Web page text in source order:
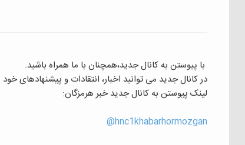
با پیوستن به کانال جدید،همچنان با ما همراه باشید.
در کانال جدید می توانید اخبار، انتقادات و پیشنهادهای
لینک پیوستن به کانال جدید خبر هرمزگان:
hnc1khabarhormozgan@